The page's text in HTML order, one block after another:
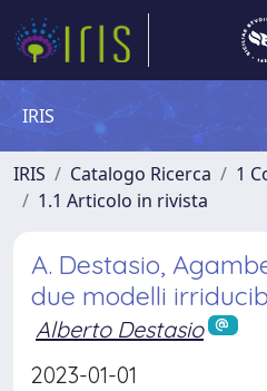
IRIS
IRIS Catalogo Ricerca
1
1.1 Articolo in rivista
A. Destasio,
due modelli
Alberto Destasio
2023-01-01